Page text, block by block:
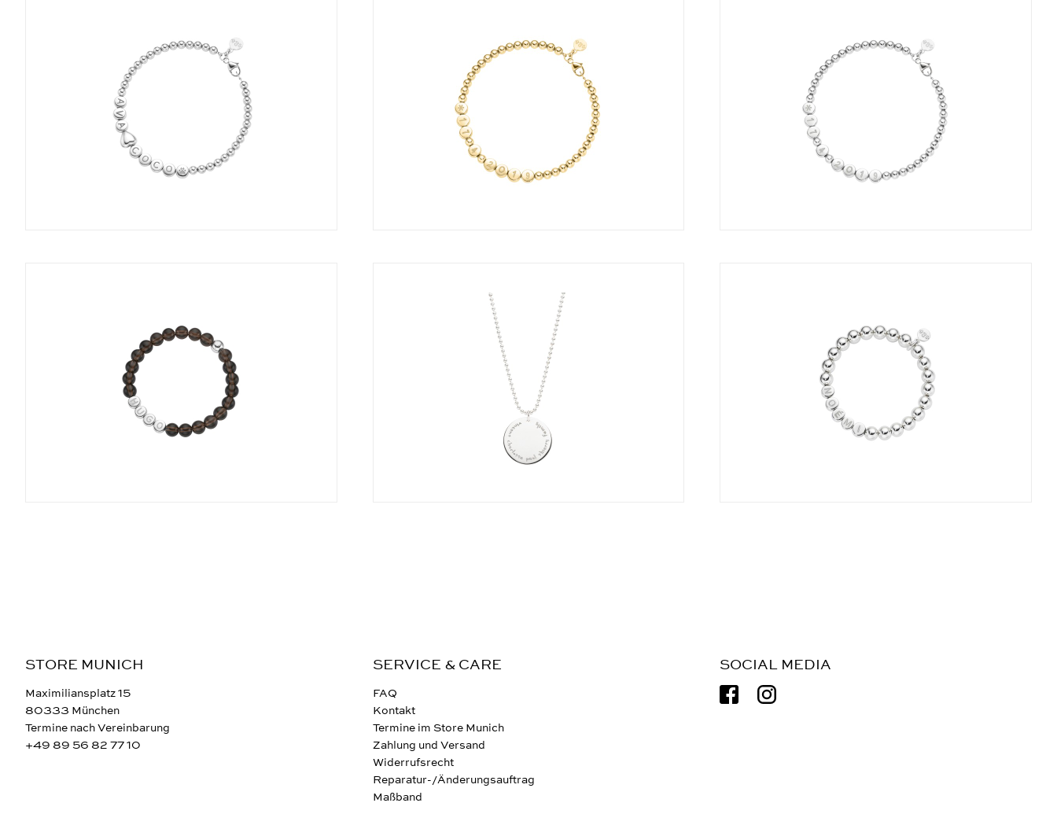
STORE MUNICH
Maximiliansplatz 15
80333 München
Termine nach Vereinbarung
+49 89 56 82 77 10
SERVICE & CARE
FAQ
Kontakt
Termine im Store Munich
Zahlung und Versand
Widerrufsrecht
Reparatur-/Änderungsauftrag
Maßband
SOCIAL MEDIA